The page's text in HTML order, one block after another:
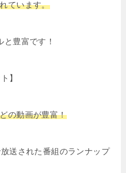
ています。
と豊富です！
】
の動画が豊富！
送された番組のランナップ